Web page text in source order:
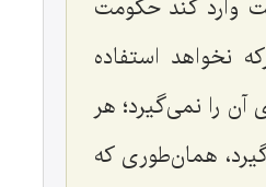
وارد كند حكومت
نخواهد استفاده
را نمی‌گیرد؛ هر
همان‌طوری كه